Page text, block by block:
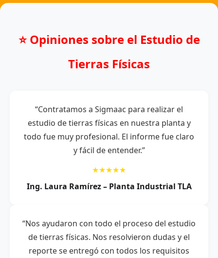
⭐ Opiniones sobre el Estudio de
Tierras Físicas
“Contratamos a Sigmaac para realizar el
estudio de tierras físicas en nuestra planta y
todo fue muy profesional. El informe fue claro
y fácil de entender.”
★★★★★
Ing. Laura Ramírez – Planta Industrial TLA
“Nos ayudaron con todo el proceso del estudio
de tierras físicas. Nos resolvieron dudas y el
reporte se entregó con todos los requisitos